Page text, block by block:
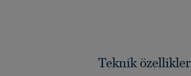
Teknik özellikler